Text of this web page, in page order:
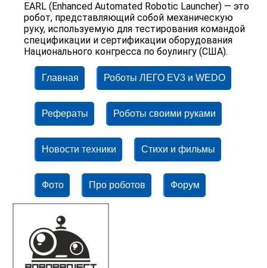
EARL (Enhanced Automated Robotic Launcher) — это
робот, представляющий собой механическую
руку, используемую для тестирования командой
спецификации и сертификации оборудования
Национального конгресса по боулингу (США).
Главная Роботы ЛЕГО EV3 и WEDO
Рефераты Роботы своими руками
Новости техники Стихи и фильмы
Фото Про роботов Форум